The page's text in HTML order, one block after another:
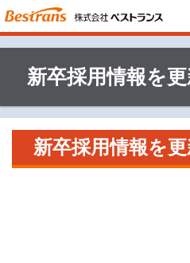
新卒採用情報を更
新卒採用情報を更